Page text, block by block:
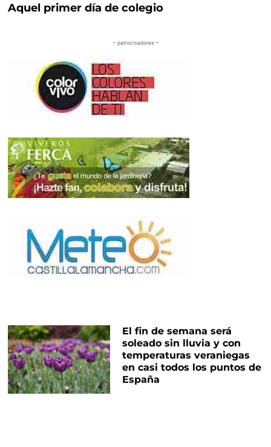
Aquel primer día de colegio
– patrocinadores –
El fin de semana será
soleado sin lluvia y con
temperaturas veraniegas
en casi todos los puntos de
España